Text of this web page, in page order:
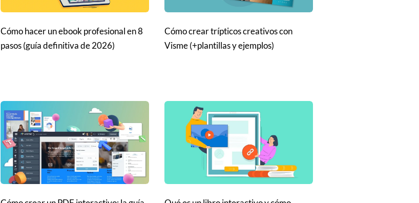
Cómo hacer un ebook profesional en 8
pasos (guía definitiva de 2026)
Cómo crear trípticos creativos con
Visme (+plantillas y ejemplos)